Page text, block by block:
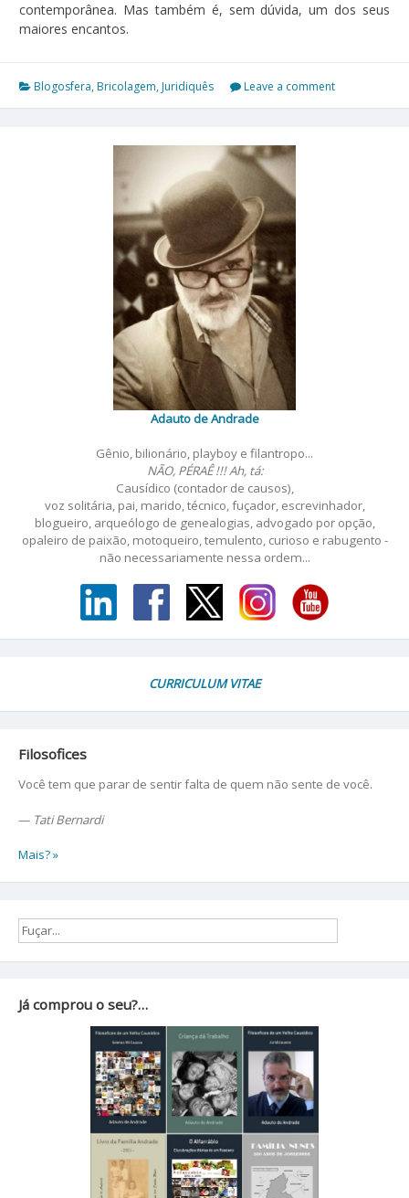
contemporânea. Mas também é, sem dúvida, um dos seus
maiores encantos.
Blogosfera, Bricolagem, Juridiquês Leave a comment
Adauto de Andrade
Gênio, bilionário, playboy e filantropo...
NÃO, PÉRAÊ !!! Ah, tá:
Causídico (contador de causos),
voz solitária, pai, marido, técnico, fuçador, escrevinhador,
blogueiro, arqueólogo de genealogias, advogado por opção,
opaleiro de paixão, motoqueiro, temulento, curioso e rabugento -
não necessariamente nessa ordem...
CURRICULUM VITAE
Filosofices
Você tem que parar de sentir falta de quem não sente de você.
— Tati Bernardi
Mais? »
Já comprou o seu?…